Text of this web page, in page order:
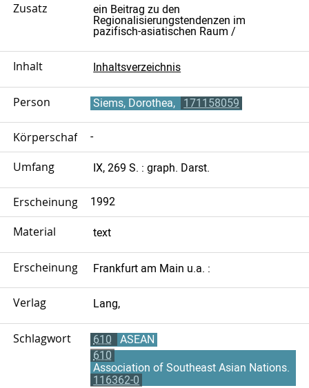
Zusatz
ein Beitrag zu den
Regionalisierungstendenzen im
pazifisch-asiatischen Raum /
Inhalt Inhaltsverzeichnis
Person Siems, Dorothea, 171158059
Körperschaft -
Umfang IX, 269 S. : graph. Darst.
Erscheinungsjahr1992
Material text
ErscheinungsortFrankfurt am Main u.a. :
Verlag Lang,
Schlagwort 610
ASEAN
610
Association of Southeast Asian Nations.
116362-0